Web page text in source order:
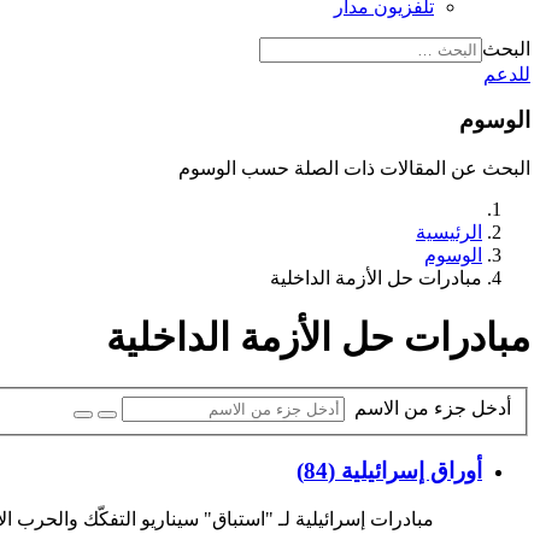
تلفزيون مدار
البحث
للدعم
الوسوم
البحث عن المقالات ذات الصلة حسب الوسوم
الرئيسية
الوسوم
مبادرات حل الأزمة الداخلية
مبادرات حل الأزمة الداخلية
أدخل جزء من الاسم
أوراق إسرائيلية (84)
مبادرات إسرائيلية لـ "استباق" سيناريو التفكّك والحرب